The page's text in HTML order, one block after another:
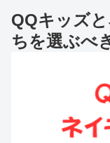
QQキッズ
ちを選ぶべ